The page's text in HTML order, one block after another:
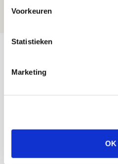
Voorkeuren
Statistieken
Marketing
OK
Bekijk meer
23
11